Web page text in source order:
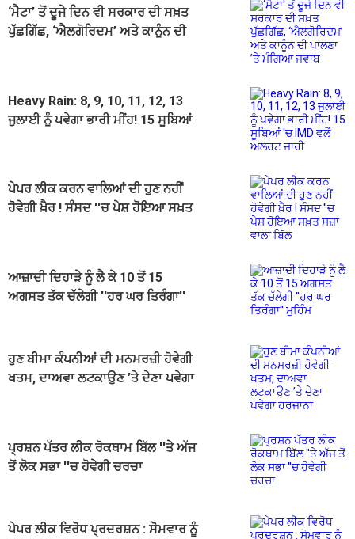
‘ਮੈਟਾ’ ਤੋਂ ਦੂਜੇ ਦਿਨ ਵੀ ਸਰਕਾਰ ਦੀ ਸਖ਼ਤ
ਪੁੱਛਗਿੱਛ, ‘ਐਲਗੋਰਿਦਮ’ ਅਤੇ ਕਾਨੂੰਨ ਦੀ
Heavy Rain: 8, 9, 10, 11, 12, 13
ਜੁਲਾਈ ਨੂੰ ਪਵੇਗਾ ਭਾਰੀ ਮੀਂਹ! 15 ਸੂਬਿਆਂ
ਪੇਪਰ ਲੀਕ ਕਰਨ ਵਾਲਿਆਂ ਦੀ ਹੁਣ ਨਹੀਂ
ਹੋਵੇਗੀ ਖ਼ੈਰ ! ਸੰਸਦ ''ਚ ਪੇਸ਼ ਹੋਇਆ ਸਖ਼ਤ
ਆਜ਼ਾਦੀ ਦਿਹਾੜੇ ਨੂੰ ਲੈ ਕੇ 10 ਤੋਂ 15
ਅਗਸਤ ਤੱਕ ਚੱਲੇਗੀ ''ਹਰ ਘਰ ਤਿਰੰਗਾ''
ਹੁਣ ਬੀਮਾ ਕੰਪਨੀਆਂ ਦੀ ਮਨਮਰਜ਼ੀ ਹੋਵੇਗੀ
ਖਤਮ, ਦਾਅਵਾ ਲਟਕਾਉਣ ’ਤੇ ਦੇਣਾ ਪਵੇਗਾ
ਪ੍ਰਸ਼ਨ ਪੱਤਰ ਲੀਕ ਰੋਕਥਾਮ ਬਿੱਲ ''ਤੇ ਅੱਜ
ਤੋਂ ਲੋਕ ਸਭਾ ''ਚ ਹੋਵੇਗੀ ਚਰਚਾ
ਪੇਪਰ ਲੀਕ ਵਿਰੋਧ ਪ੍ਰਦਰਸ਼ਨ : ਸੋਮਵਾਰ ਨੂੰ